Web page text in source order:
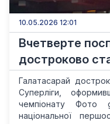
10.05.2026 12:01
Вчетверте
достроково
Галатасарай
Суперліги,
чемпіонату Фото
національної